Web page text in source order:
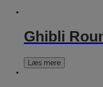
Ghibli
Læs mere